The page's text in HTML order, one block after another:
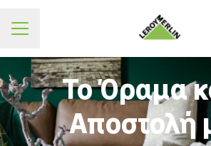
ΜΕΝΟΥ
Το Όραμα
Αποστολή